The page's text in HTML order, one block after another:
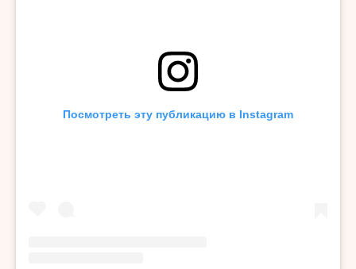
Посмотреть эту публикацию в Instagram